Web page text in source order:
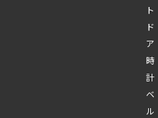
ト
ド
ア
時
計
ベ
ル